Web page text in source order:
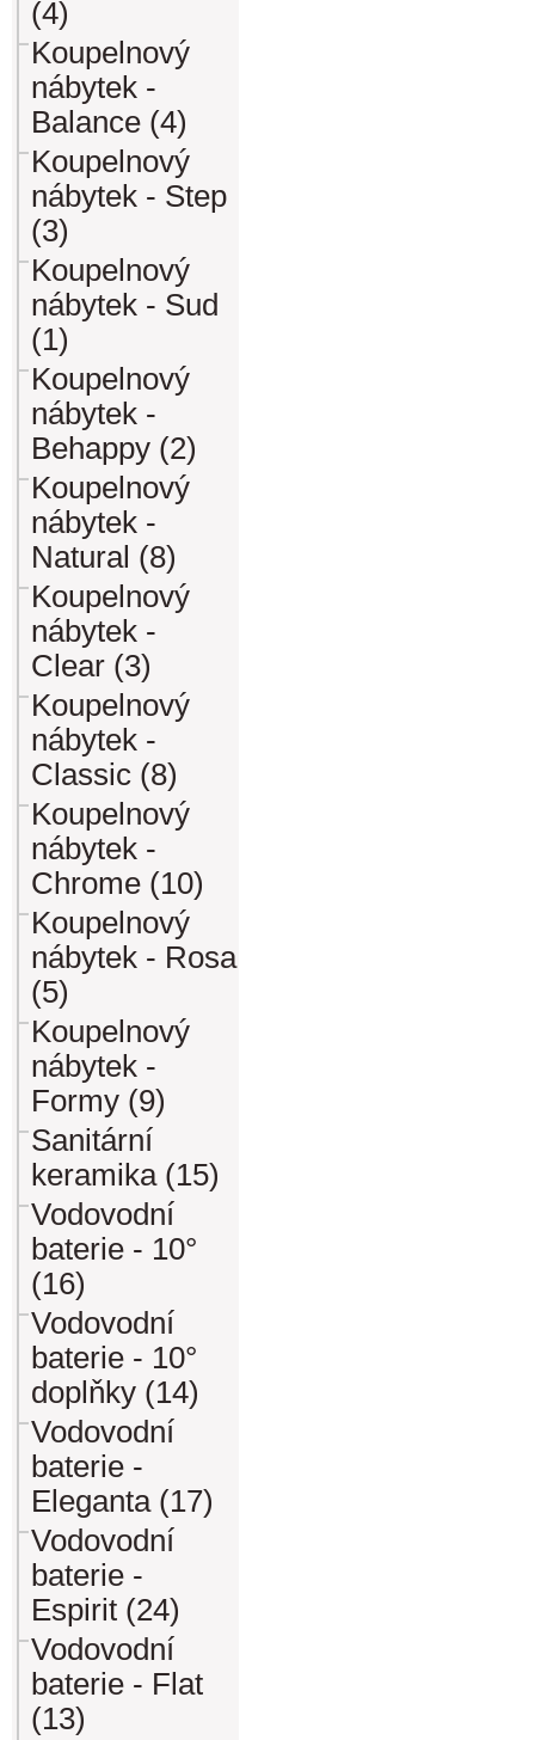
(4)
Koupelnový
nábytek -
Balance (4)
Koupelnový
nábytek - Step
(3)
Koupelnový
nábytek - Sud
(1)
Koupelnový
nábytek -
Behappy (2)
Koupelnový
nábytek -
Natural (8)
Koupelnový
nábytek -
Clear (3)
Koupelnový
nábytek -
Classic (8)
Koupelnový
nábytek -
Chrome (10)
Koupelnový
nábytek - Rosa
(5)
Koupelnový
nábytek -
Formy (9)
Sanitární
keramika (15)
Vodovodní
baterie - 10°
(16)
Vodovodní
baterie - 10°
doplňky (14)
Vodovodní
baterie -
Eleganta (17)
Vodovodní
baterie -
Espirit (24)
Vodovodní
baterie - Flat
(13)